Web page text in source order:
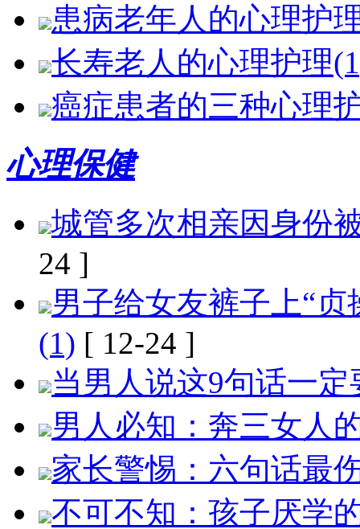
患病老年人的心理护
长寿老人的心理护理
癌症患者的三种心理
心理保健
城管多次相亲因身份
24 ]
男子给女友裤子上“
(1) [ 12-24 ]
当男人说这9句话一
男人必知：奔三女人
家长警惕：六句话最
不可不知：孩子厌学